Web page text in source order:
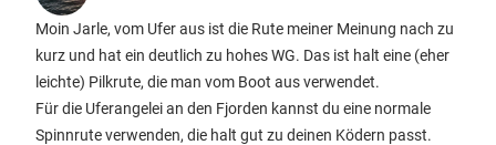
Moin Jarle, vom Ufer aus ist die Rute meiner Meinung nach zu
kurz und hat ein deutlich zu hohes WG. Das ist halt eine (eher
leichte) Pilkrute, die man vom Boot aus verwendet.
Für die Uferangelei an den Fjorden kannst du eine normale
Spinnrute verwenden, die halt gut zu deinen Ködern passt.